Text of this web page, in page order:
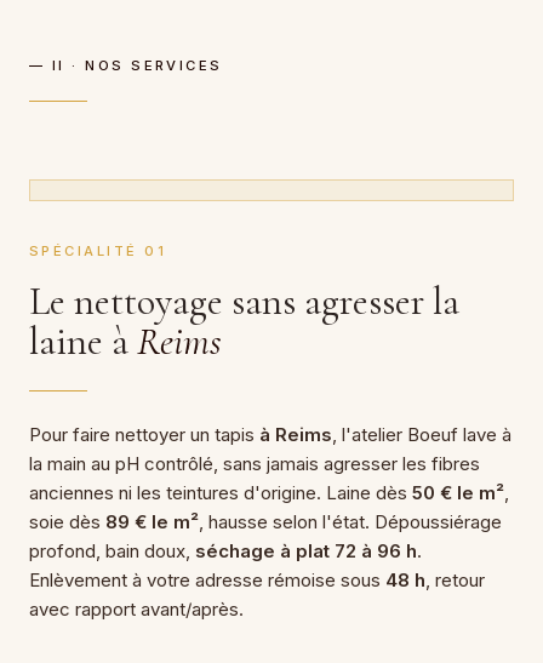
— II · NOS SERVICES
SPÉCIALITÉ 01
Le nettoyage sans agresser la
laine àReims
Pour faire nettoyer un tapis à Reims, l'atelier Boeuf lave à
la main au pH contrôlé, sans jamais agresser les fibres
anciennes ni les teintures d'origine. Laine dès 50 € le m²,
soie dès 89 € le m², hausse selon l'état. Dépoussiérage
profond, bain doux, séchage à plat 72 à 96 h.
Enlèvement à votre adresse rémoise sous 48 h, retour
avec rapport avant/après.